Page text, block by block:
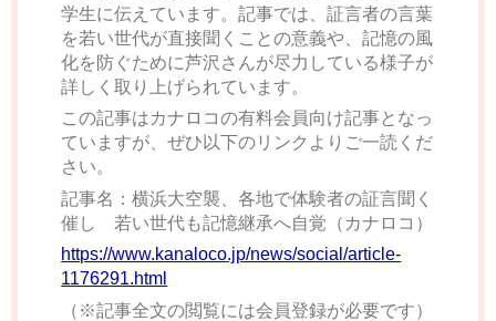
学生に伝えています。記事では、証言者の言葉
を若い世代が直接聞くことの意義や、記憶の風
化を防ぐために芦沢さんが尽力している様子が
詳しく取り上げられています。
この記事はカナロコの有料会員向け記事となっ
ていますが、ぜひ以下のリンクよりご一読くだ
さい。
記事名：横浜大空襲、各地で体験者の証言聞く
催し 若い世代も記憶継承へ自覚（カナロコ）
https://www.kanaloco.jp/news/social/article-
1176291.html
（※記事全文の閲覧には会員登録が必要です）